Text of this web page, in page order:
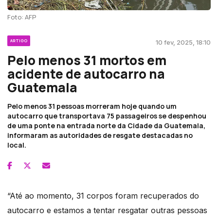
Foto: AFP
ARTIGO 10 fev, 2025, 18:10
Pelo menos 31 mortos em
acidente de autocarro na
Guatemala
Pelo menos 31 pessoas morreram hoje quando um
autocarro que transportava 75 passageiros se despenhou
de uma ponte na entrada norte da Cidade da Guatemala,
informaram as autoridades de resgate destacadas no
local.
“Até ao momento, 31 corpos foram recuperados do
autocarro e estamos a tentar resgatar outras pessoas